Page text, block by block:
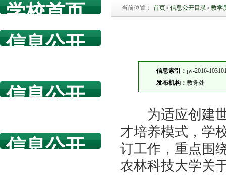
学校首页
信息公开
信息公开
信息公开
当前位置： 首页» 信息公开目录» 教学
信息索引：jw-2016-
发布机构：教务处
为适应创建世
才培养模式，学
订工作，重点围
农林科技大学关